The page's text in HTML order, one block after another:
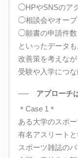
◯HPやSNSのア
◯相談会やオープ
◯願書の申請件数
といったデータ
改善策を考えな
受験や入学につな
── アプローチ
＊Case 1＊
ある大学のスポ
有名アスリートと
スポーツ雑誌の